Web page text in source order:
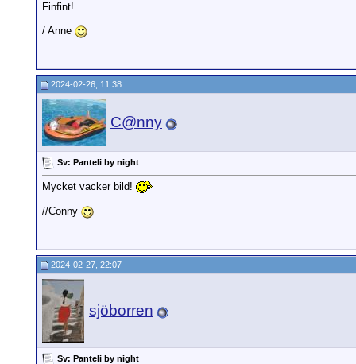
Finfint!
/ Anne
2024-02-26, 11:38
C@nny
Sv: Panteli by night
Mycket vacker bild!
//Conny
2024-02-27, 22:07
sjöborren
Sv: Panteli by night